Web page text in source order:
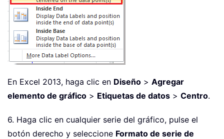
En Excel 2013, haga clic en Diseño > Agregar
elemento de gráfico > Etiquetas de datos > Centro.
6. Haga clic en cualquier serie del gráfico, pulse el
botón derecho y seleccione Formato de serie de